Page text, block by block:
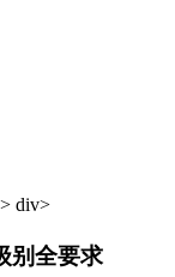
> div>
别全要求